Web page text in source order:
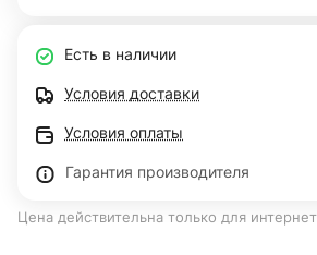
Есть в наличии
Условия доставки
Условия оплаты
Гарантия производителя
Цена действительна только для